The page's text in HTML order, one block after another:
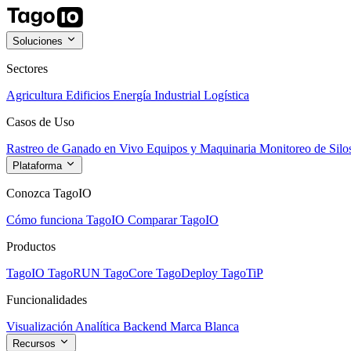
Soluciones
Sectores
Agricultura Edificios Energía Industrial Logística
Casos de Uso
Rastreo de Ganado en Vivo Equipos y Maquinaria Monitoreo de
Plataforma
Conozca TagoIO
Cómo funciona TagoIO Comparar TagoIO
Productos
TagoIO TagoRUN TagoCore TagoDeploy TagoTiP
Funcionalidades
Visualización Analítica Backend Marca Blanca
Recursos